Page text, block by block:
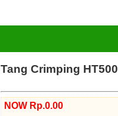
Tang Crimping HT500
NOW Rp.0.00